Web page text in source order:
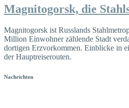
Magnitogorsk, die
Magnitogorsk ist Russlands
Million Einwohner zählende Stadt
dortigen Erzvorkommen. Einblicke in
der Hauptreiserouten.
Nachrichten